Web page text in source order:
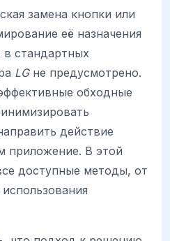
замена кнопки или
её назначения
стандартных
LGне предусмотрено.
обходные
действие
приложение. В этой
доступные методы, от